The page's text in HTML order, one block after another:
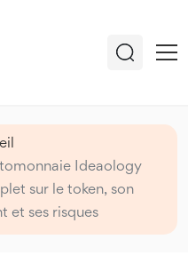
Ideaology
sur le token, son
et ses risques